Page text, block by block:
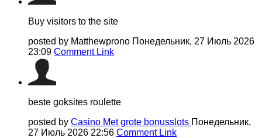
Buy visitors to the site
posted by Matthewprono Понедельник, 27 Июль 2026
23:09 Comment Link
beste goksites roulette
posted by Casino Met grote bonusslots Понедельник,
27 Июль 2026 22:56 Comment Link